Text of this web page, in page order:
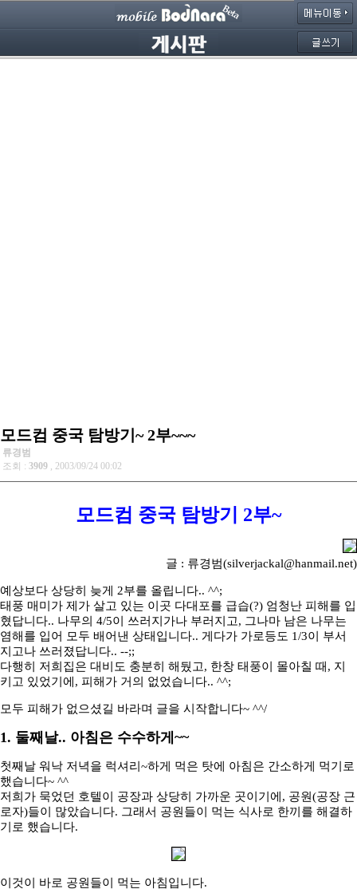
모드컴 중국 탐방기~ 2부~~~
류경범
조회 : 3909 , 2003/09/24 00:02
모드컴 중국 탐방기 2부~
글 : 류경범(silverjackal@hanmail.net)
예상보다 상당히 늦게 2부를 올립니다.. ^^;
태풍 매미가 제가 살고 있는 이곳 다대포를 급습(?) 엄청난 피해를 입
혔답니다.. 나무의 4/5이 쓰러지가나 부러지고, 그나마 남은 나무는
염해를 입어 모두 배어낸 상태입니다.. 게다가 가로등도 1/3이 부서
지고나 쓰러졌답니다.. --;;
다행히 저희집은 대비도 충분히 해뒀고, 한창 태풍이 몰아칠 때, 지
키고 있었기에, 피해가 거의 없었습니다.. ^^;
모두 피해가 없으셨길 바라며 글을 시작합니다~ ^^/
1. 둘째날.. 아침은 수수하게~~
첫째날 워낙 저녁을 럭셔리~하게 먹은 탓에 아침은 간소하게 먹기로
했습니다~ ^^
저희가 묵었던 호텔이 공장과 상당히 가까운 곳이기에, 공원(공장 근
로자)들이 많았습니다. 그래서 공원들이 먹는 식사로 한끼를 해결하
기로 했습니다.
이것이 바로 공원들이 먹는 아침입니다.